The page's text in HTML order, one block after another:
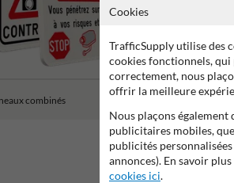
combinés Panneaux
Cookies
TrafficSupply utilise des
cookies fonctionnels,
correctement, nous
offrir la meilleure
Nous plaçons
publicitaires mobiles,
publicités
annonces). En savoir plus
cookies ici.